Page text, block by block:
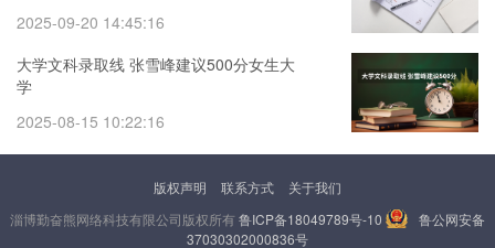
2025-09-20 14:45:16
大学文科录取线 张雪峰建议500分女生大
学
2025-08-15 10:22:16
版权声明 联系方式
关于我们
淄博勤奋熊网络科技有限公司版权所有鲁ICP备18049789号-10
鲁公网安备
37030302000836号